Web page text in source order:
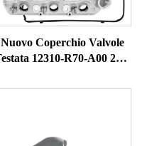
Nuovo Coperchio Valvole
12310-R70-A00 264-
A10 per Motore 2008-